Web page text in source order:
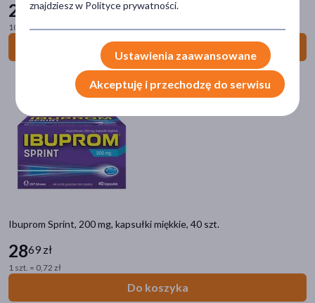
24 19 zł
100 ml = 24,19 zł
Ibuprom Sprint, 200 mg, kapsułki miękkie, 40 szt.
2869 zł
1 szt. = 0,72 zł
Do koszyka
Ibufen(6)
pokaż więcej
tabletka
(44)
zawiesina(13)
żel
syrop(8)
Zalecenia żywieniowe
Bez aromatu
znajdziesz w Polityce prywatności.
Ustawienia zaawansowane
Akceptuję i przechodzę do serwisu